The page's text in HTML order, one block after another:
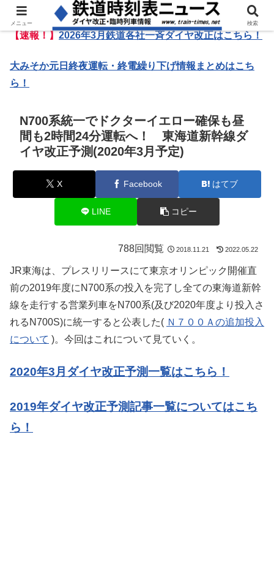
【速報！】2026年3月鉄道各社一斉ダイヤ改正はこちら！
大みそか元日終夜運転・終電繰り下げ情報まとめはこち
ら！
N700系統一でドクターイエロー確保も昼
間も2時間24分運転へ！ 東海道新幹線ダ
イヤ改正予測(2020年3月予定)
X Facebook はてブ
LINE コピー
788回閲覧 2018.11.21 2022.05.22
JR東海は、プレスリリースにて東京オリンピック開催直
前の2019年度にN700系の投入を完了し全ての東海道新幹
線を走行する営業列車をN700系(及び2020年度より投入さ
れるN700S)に統一すると公表した( Ｎ７００Ａの追加投入
について )。今回はこれについて見ていく。
2020年3月ダイヤ改正予測一覧はこちら！
2019年ダイヤ改正予測記事一覧についてはこち
ら！
メニュー 検索